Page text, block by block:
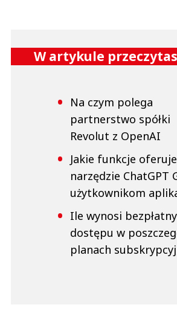
W artykule
Na czym polega
partnerstwo spółki
Revolut z OpenAI
Jakie funkcje oferuje
narzędzie ChatGPT
użytkownikom
Ile wynosi
dostępu w
planach